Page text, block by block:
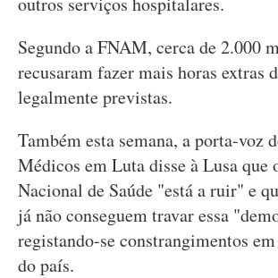
Segundo a FNAM, cerca de 2.000
recusaram fazer mais horas extras
legalmente previstas.
Também esta semana, a porta-voz
Médicos em Luta disse à Lusa que
Nacional de Saúde "está a ruir" e
já não conseguem travar essa
registando-se constrangimentos
do país.